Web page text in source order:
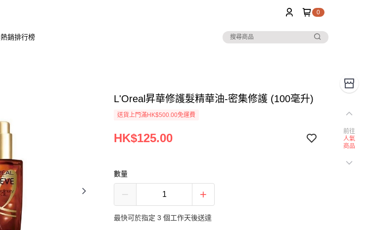
0
熱銷排行榜
L'Oreal昇華修護髮精華油-密集修護 (100毫升)
送貨上門滿HK$500.00免運費
HK$125.00
數量
最快可於指定 3 個工作天後送達
前往
人氣
商品